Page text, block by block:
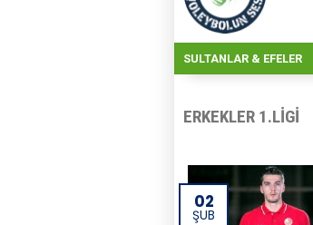
SULTANLAR & EFELER
ERKEKLER 1.LIGI
02
ŞUB